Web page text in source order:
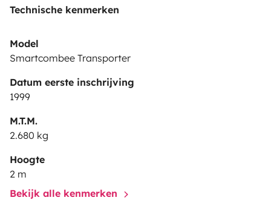
Technische kenmerken
Model
Smartcombee Transporter
Datum eerste inschrijving
1999
M.T.M.
2.680 kg
Hoogte
2 m
Bekijk alle kenmerken